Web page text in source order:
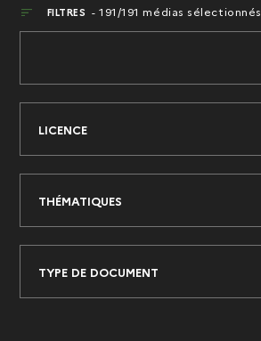
FILTRES 191/191 médias sélectionnés
LICENCE
THÉMATIQUES
TYPE DE DOCUMENT